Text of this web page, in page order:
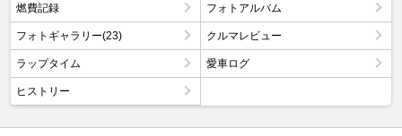
燃費記録 フォトアルバム
フォトギャラリー(23) クルマレビュー
ラップタイム 愛車ログ
ヒストリー